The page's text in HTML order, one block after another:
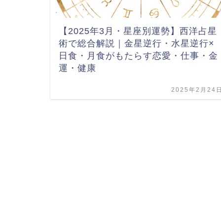
【2025年3月・星座別運勢】西洋占星
術で総合解説｜金星逆行・水星逆行×
日食・月食がもたらす恋愛・仕事・金
運・健康
2025年2月24